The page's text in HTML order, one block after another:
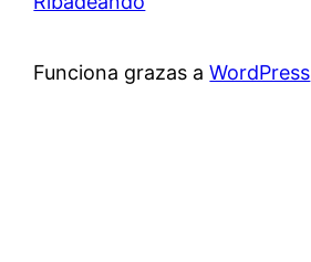
Funciona grazas aWordPress